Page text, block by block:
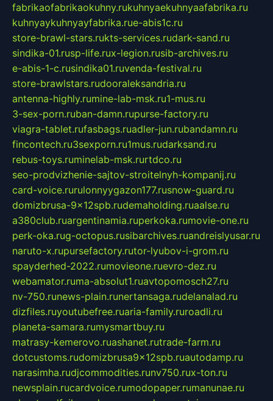
fabrikaofabrikaokuhny.rukuhnyaekuhnyaafabrika.ru
kuhnyaykuhnyayfabrika.rue-abis1c.ru
store-brawl-stars.rukts-services.rudark-sand.ru
sindika-01.rusp-life.rux-legion.rusib-archives.ru
e-abis-1-c.rusindika01.ruvenda-festival.ru
store-brawlstars.rudooraleksandria.ru
antenna-highly.rumine-lab-msk.ru1-mus.ru
3-sex-porn.ruban-damn.rupurse-factory.ru
viagra-tablet.rufasbags.ruadler-jun.rubandamn.ru
fincontech.ru3sexporn.ru1mus.rudarksand.ru
rebus-toys.ruminelab-msk.rurtdco.ru
seo-prodvizhenie-sajtov-stroitelnyh-kompanij.ru
card-voice.rurulonnyygazon177.rusnow-guard.ru
domizbrusa-9x12spb.rudemaholding.ruaalse.ru
a380club.ruargentinamia.ruperkoka.rumovie-one.ru
perk-oka.rug-octopus.rusibarchives.ruandreislyusar.ru
naruto-x.rupursefactory.rutor-lyubov-i-grom.ru
spayderhed-2022.rumovieone.ruevro-dez.ru
webamator.ruma-absolut1.ruavtopomosch27.ru
nv-750.runews-plain.runertansaga.rudelanalad.ru
dizfiles.ruyoutubefree.ruaria-family.ruroadli.ru
planeta-samara.rumysmartbuy.ru
matrasy-kemerovo.ruashanet.rutrade-farm.ru
dotcustoms.rudomizbrusa9x12spb.ruautodamp.ru
narasimha.rudjcommodities.runv750.rux-ton.ru
newsplain.rucardvoice.rumodopaper.rumanunae.ru